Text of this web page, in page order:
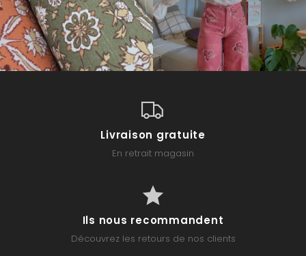
Livraison gratuite
En retrait magasin
Ils nous recommandent
Découvrez les retours de nos clients